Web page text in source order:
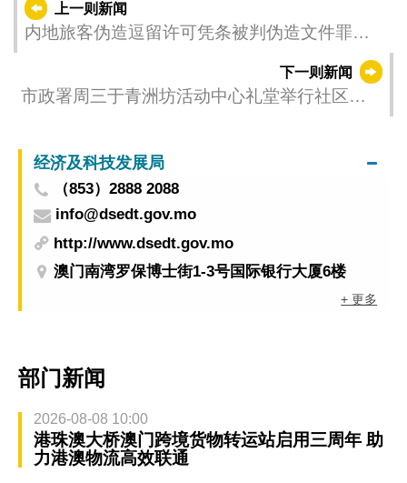
上一则新闻
内地旅客伪造逗留许可凭条被判伪造文件罪罪
下一则新闻
市政署周三于青洲坊活动中心礼堂举行社区座
经济及科技发展局
（853）2888 2088
info@dsedt.gov.mo
http://www.dsedt.gov.mo
澳门南湾罗保博士街1-3号国际银行大厦6楼
+ 更多
部门新闻
2026-08-08 10:00
港珠澳大桥澳门跨境货物转运站启用三周年 助
力港澳物流高效联通